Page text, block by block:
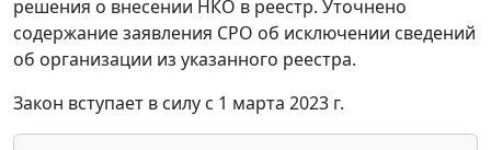
решения о внесении НКО в реестр. Уточнено
содержание заявления СРО об исключении сведений
об организации из указанного реестра.
Закон вступает в силу с 1 марта 2023 г.